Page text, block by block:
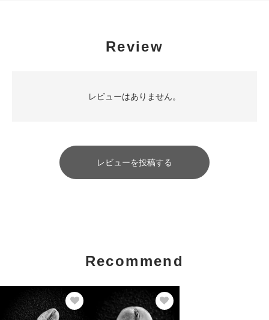
Review
レビューはありません。
レビューを投稿する
Recommend